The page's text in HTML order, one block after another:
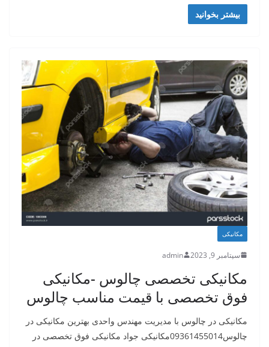
بیشتر بخوانید
مکانیکی
سپتامبر 9, 2023 admin
مکانیکی تخصصی چالوس -مکانیکی
فوق تخصصی با قیمت مناسب چالوس
مکانیکی در چالوس با مدیریت مهندس واحدی بهترین مکانیکی در
چالوس09361455014مکانیکی جواد مکانیکی فوق تخصصی در